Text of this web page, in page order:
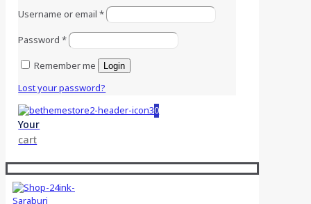
Username or email*
Password*
Remember me
Login
Lost your password?
0
Your
cart